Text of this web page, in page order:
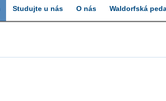
Studujte u nás O nás Waldorfská